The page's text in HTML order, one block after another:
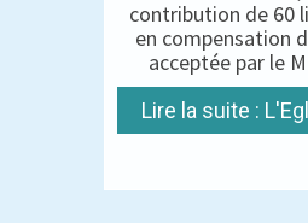
contribution de 60
en compensation
acceptée par le
Lire la suite :